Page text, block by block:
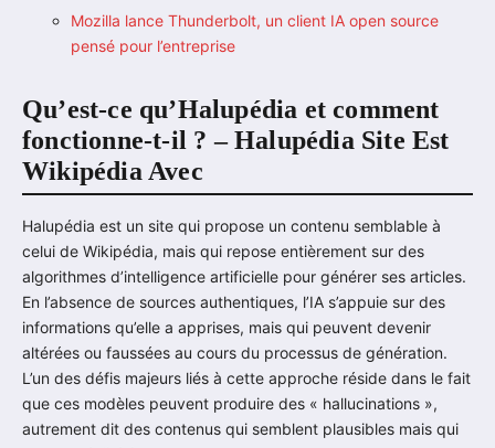
Mozilla lance Thunderbolt, un client IA open source
pensé pour l’entreprise
Qu’est-ce qu’Halupédia et comment
fonctionne-t-il ? – Halupédia Site Est
Wikipédia Avec
Halupédia est un site qui propose un contenu semblable à
celui de Wikipédia, mais qui repose entièrement sur des
algorithmes d’intelligence artificielle pour générer ses articles.
En l’absence de sources authentiques, l’IA s’appuie sur des
informations qu’elle a apprises, mais qui peuvent devenir
altérées ou faussées au cours du processus de génération.
L’un des défis majeurs liés à cette approche réside dans le fait
que ces modèles peuvent produire des « hallucinations »,
autrement dit des contenus qui semblent plausibles mais qui